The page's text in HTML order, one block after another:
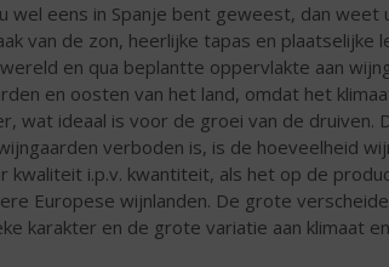
wel eens in Spanje bent geweest, dan
van de zon, heerlijke tapas en
en qua beplantte oppervlakte aan
en oosten van het land, omdat het
wat ideaal is voor de groei van de
verboden is, is de hoeveelheid
kwaliteit i.p.v. kwantiteit, als het op de
Europese wijnlanden. De grote
karakter en de grote variatie aan klimaat